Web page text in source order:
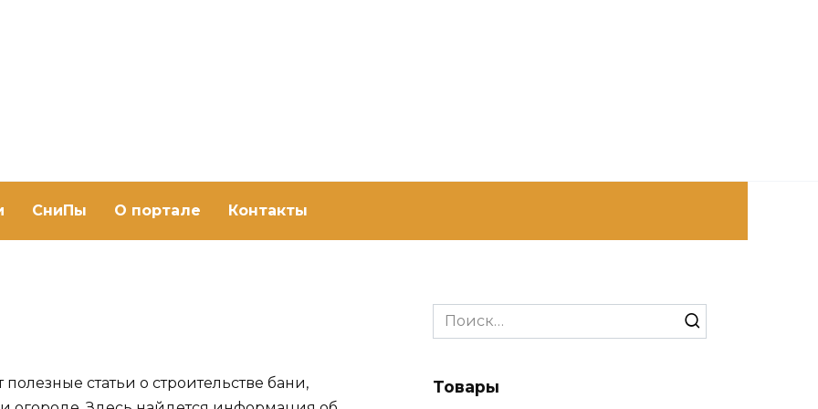
СниПы О портале Контакты
статьи о строительстве бани,
Search
for:
Товары